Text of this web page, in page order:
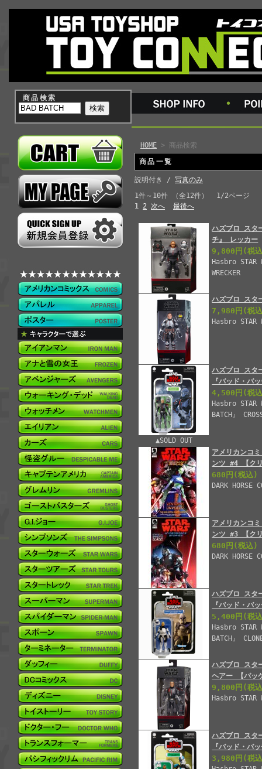
商品検索
HOME > 商品検索
商品一覧
説明付き / 写真のみ
1件～10件 （全12件） 1/2ページ
1 2 次へ 最後へ
ハズブロ スタ
チ』 レッカー
9,800円 (税
Hasbro
WRECKER
ハズブロ スタ
7,980円 (税
Hasbro
▲SOLD OUT
ハズブロ スタ
『バッド・バ
4,500円 (税
Hasbro STAR
BATCH』
アメリカンコ
ンツ #4 【ク
680円 (税込)
DARK HORSE
アメリカンコ
ンツ #3 【ク
680円 (税込)
DARK HORSE
ハズブロ スタ
『バッド・バ
5,400円 (税
Hasbro STAR
BATCH』
ハズブロ スタ
ヘアー 【パッ
9,800円 (税
Hasbro STAR
ハズブロ スタ
『バッド・バ
3,980円 (税